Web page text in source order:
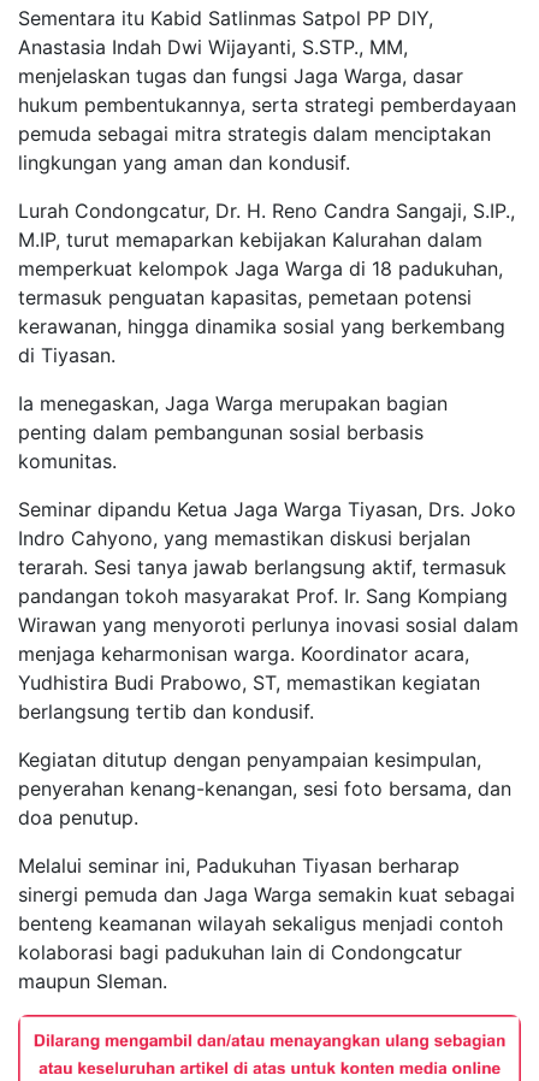
Sementara itu Kabid Satlinmas Satpol PP DIY,
Anastasia Indah Dwi Wijayanti, S.STP., MM,
menjelaskan tugas dan fungsi Jaga Warga, dasar
hukum pembentukannya, serta strategi pemberdayaan
pemuda sebagai mitra strategis dalam menciptakan
lingkungan yang aman dan kondusif.
Lurah Condongcatur, Dr. H. Reno Candra Sangaji, S.IP.,
M.IP, turut memaparkan kebijakan Kalurahan dalam
memperkuat kelompok Jaga Warga di 18 padukuhan,
termasuk penguatan kapasitas, pemetaan potensi
kerawanan, hingga dinamika sosial yang berkembang
di Tiyasan.
Ia menegaskan, Jaga Warga merupakan bagian
penting dalam pembangunan sosial berbasis
komunitas.
Seminar dipandu Ketua Jaga Warga Tiyasan, Drs. Joko
Indro Cahyono, yang memastikan diskusi berjalan
terarah. Sesi tanya jawab berlangsung aktif, termasuk
pandangan tokoh masyarakat Prof. Ir. Sang Kompiang
Wirawan yang menyoroti perlunya inovasi sosial dalam
menjaga keharmonisan warga. Koordinator acara,
Yudhistira Budi Prabowo, ST, memastikan kegiatan
berlangsung tertib dan kondusif.
Kegiatan ditutup dengan penyampaian kesimpulan,
penyerahan kenang-kenangan, sesi foto bersama, dan
doa penutup.
Melalui seminar ini, Padukuhan Tiyasan berharap
sinergi pemuda dan Jaga Warga semakin kuat sebagai
benteng keamanan wilayah sekaligus menjadi contoh
kolaborasi bagi padukuhan lain di Condongcatur
maupun Sleman.